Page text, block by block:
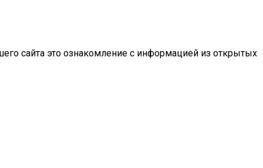
сайта это ознакомление с информацией из открытых